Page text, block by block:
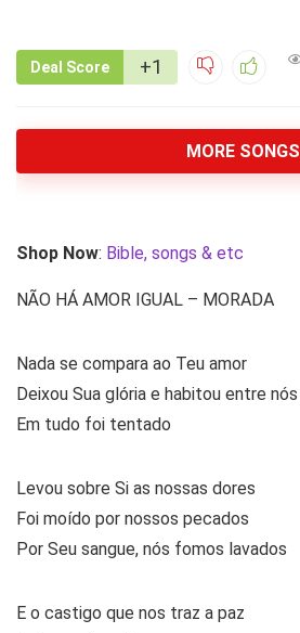
Deal Score +1
MORE SONGS
Shop Now: Bible, songs & etc
NÃO HÁ AMOR IGUAL – MORADA
Nada se compara ao Teu amor
Deixou Sua glória e habitou entre nós
Em tudo foi tentado
Levou sobre Si as nossas dores
Foi moído por nossos pecados
Por Seu sangue, nós fomos lavados
E o castigo que nos traz a paz